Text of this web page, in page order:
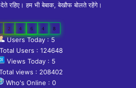
देते रहिए। हम भी बेबाक, बेखौफ बोलते रहेंगे।
2 4 6 4 8
Users Today : 5
Users : 124648
Views Today : 5
views : 208402
Who's Online : 0